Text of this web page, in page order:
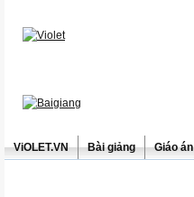
ViOLET.VN Bài giảng Giáo án